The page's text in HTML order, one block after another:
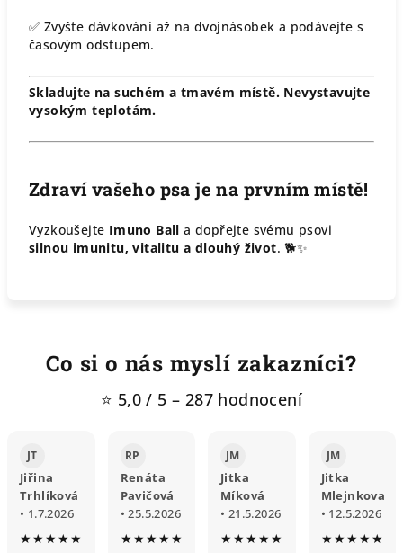
✅ Zvyšte dávkování až na dvojnásobek a podávejte s
časovým odstupem.
Skladujte na suchém a tmavém místě. Nevystavujte
vysokým teplotám.
Zdraví vašeho psa je na prvním místě!
Vyzkoušejte Imuno Ball a dopřejte svému psovi
silnou imunitu, vitalitu a dlouhý život. 🐕✨
Co si o nás myslí zakazníci?
⭐ 5,0 / 5 – 287 hodnocení
JT
Jiřina
Trhlíková
• 1.7.2026
★★★★★
RP
Renáta
Pavičová
• 25.5.2026
★★★★★
JM
Jitka
Míková
• 21.5.2026
★★★★★
JM
Jitka
Mlejnkova
• 12.5.2026
★★★★★